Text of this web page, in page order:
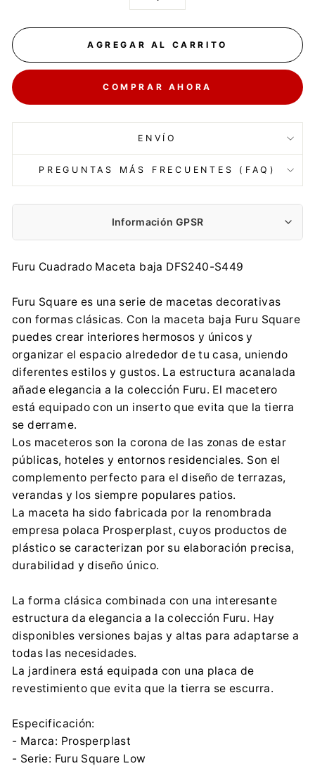
+
AGREGAR AL CARRITO
COMPRAR AHORA
ENVÍO
PREGUNTAS MÁS FRECUENTES (FAQ)
Información GPSR
Fabricante:
PROSPERPLAST 1 SPÓŁKA Z O.O.
contact@prosperplast.pl
+48 33 817 70 03
PROSPERPLAST 1 SPÓŁKA Z O.O.
Wilkowska 968, 43-378 Rybarzowice
contact@prosperplast.pl
+48 33 817 70 03
Furu Cuadrado Maceta baja DFS240-S449
Furu Square es una serie de macetas decorativas
con formas clásicas. Con la maceta baja Furu Square
puedes crear interiores hermosos y únicos y
organizar el espacio alrededor de tu casa, uniendo
diferentes estilos y gustos. La estructura acanalada
añade elegancia a la colección Furu. El macetero
está equipado con un inserto que evita que la tierra
se derrame.
Los maceteros son la corona de las zonas de estar
públicas, hoteles y entornos residenciales. Son el
complemento perfecto para el diseño de terrazas,
verandas y los siempre populares patios.
La maceta ha sido fabricada por la renombrada
empresa polaca Prosperplast, cuyos productos de
plástico se caracterizan por su elaboración precisa,
durabilidad y diseño único.
La forma clásica combinada con una interesante
estructura da elegancia a la colección Furu. Hay
disponibles versiones bajas y altas para adaptarse a
todas las necesidades.
La jardinera está equipada con una placa de
revestimiento que evita que la tierra se escurra.
Especificación:
- Marca: Prosperplast
- Serie: Furu Square Low